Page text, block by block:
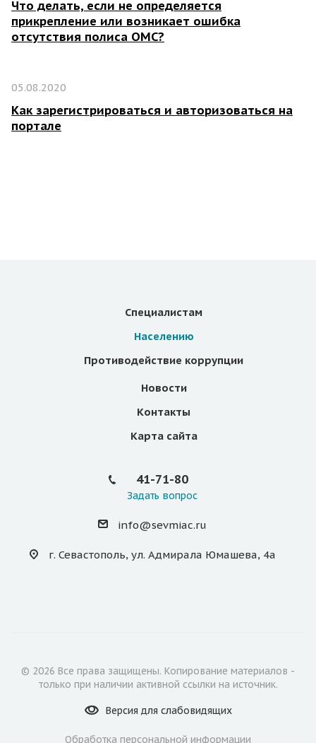
Что делать, если не определяется
прикрепление или возникает ошибка
отсутствия полиса ОМС?
05.08.2020
Как зарегистрироваться и авторизоваться на
портале
Специалистам
Населению
Противодействие коррупции
Новости
Контакты
Карта сайта
41-71-80
Задать вопрос
info@sevmiac.ru
г. Севастополь, ул. Адмирала Юмашева, 4а
© 2026 Все права защищены. Копирование материалов -
только при наличии активной ссылки на источник.
Версия для слабовидящих
Обработка персональной информации